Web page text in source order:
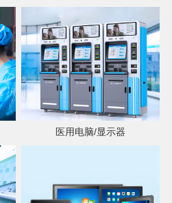
医用电脑/显示器